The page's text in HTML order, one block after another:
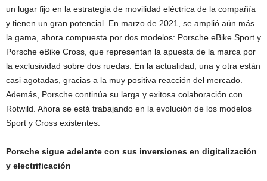
un lugar fijo en la estrategia de movilidad eléctrica de la compañía
y tienen un gran potencial. En marzo de 2021, se amplió aún más
la gama, ahora compuesta por dos modelos: Porsche eBike Sport y
Porsche eBike Cross, que representan la apuesta de la marca por
la exclusividad sobre dos ruedas. En la actualidad, una y otra están
casi agotadas, gracias a la muy positiva reacción del mercado.
Además, Porsche continúa su larga y exitosa colaboración con
Rotwild. Ahora se está trabajando en la evolución de los modelos
Sport y Cross existentes.
Porsche sigue adelante con sus inversiones en digitalización
y electrificación